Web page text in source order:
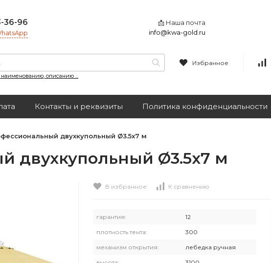
36-96
📩 Наша почта
info@kwa-gold.ru
наименованию, описанию ...
Избранное
Контакты и реквизиты Политика конфиденциальности
двухкупольный Ø3.5х7 м
двухкупольный Ø3.5х7 м
В избранное К сравнению
гарантия: 12
плотность тента: 300
механизм открытия: лебедка ручная